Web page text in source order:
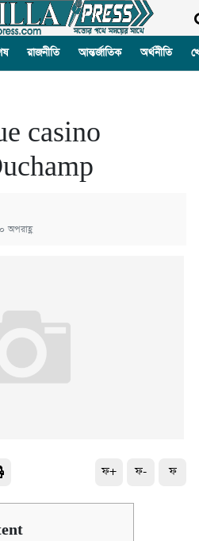
রাজনীতি আন্তর্জাতিক অর্থনীতি
casino
অপরাহ্ণ
ফ+ ফ- ফ